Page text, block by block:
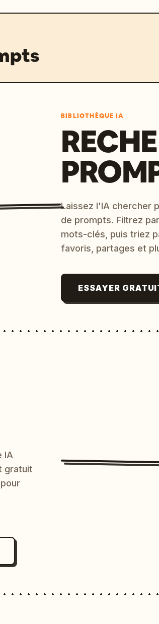
BIBLIOTHÈQUE IA
Laissez l'IA chercher
de prompts. Filtrez
mots-clés, puis triez
favoris, partages et
ESSAYER
IA
gratuit